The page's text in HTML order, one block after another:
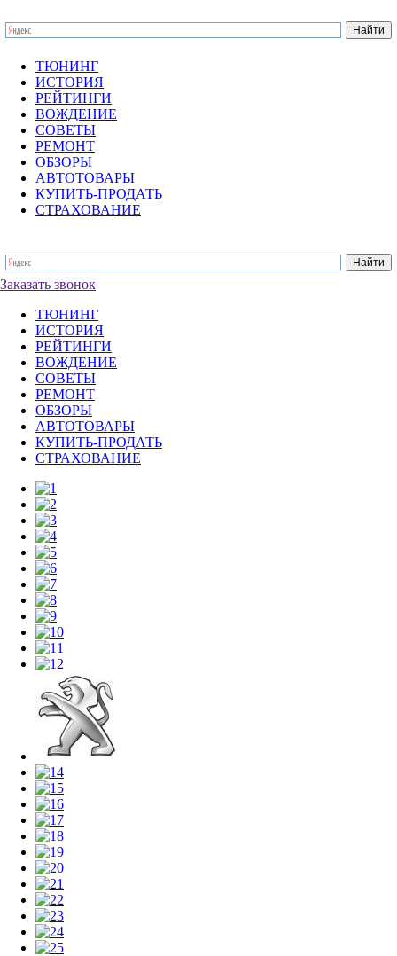
ТЮНИНГ
ИСТОРИЯ
РЕЙТИНГИ
ВОЖДЕНИЕ
СОВЕТЫ
РЕМОНТ
ОБЗОРЫ
АВТОТОВАРЫ
КУПИТЬ-ПРОДАТЬ
СТРАХОВАНИЕ
Заказать звонок
ТЮНИНГ
ИСТОРИЯ
РЕЙТИНГИ
ВОЖДЕНИЕ
СОВЕТЫ
РЕМОНТ
ОБЗОРЫ
АВТОТОВАРЫ
КУПИТЬ-ПРОДАТЬ
СТРАХОВАНИЕ